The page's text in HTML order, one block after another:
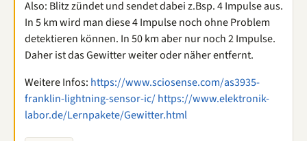
Also: Blitz zündet und sendet dabei z.Bsp. 4 Impulse aus.
In 5 km wird man diese 4 Impulse noch ohne Problem
detektieren können. In 50 km aber nur noch 2 Impulse.
Daher ist das Gewitter weiter oder näher entfernt.
Weitere Infos: https://www.sciosense.com/as3935-
franklin-lightning-sensor-ic/https://www.elektronik-
labor.de/Lernpakete/Gewitter.html